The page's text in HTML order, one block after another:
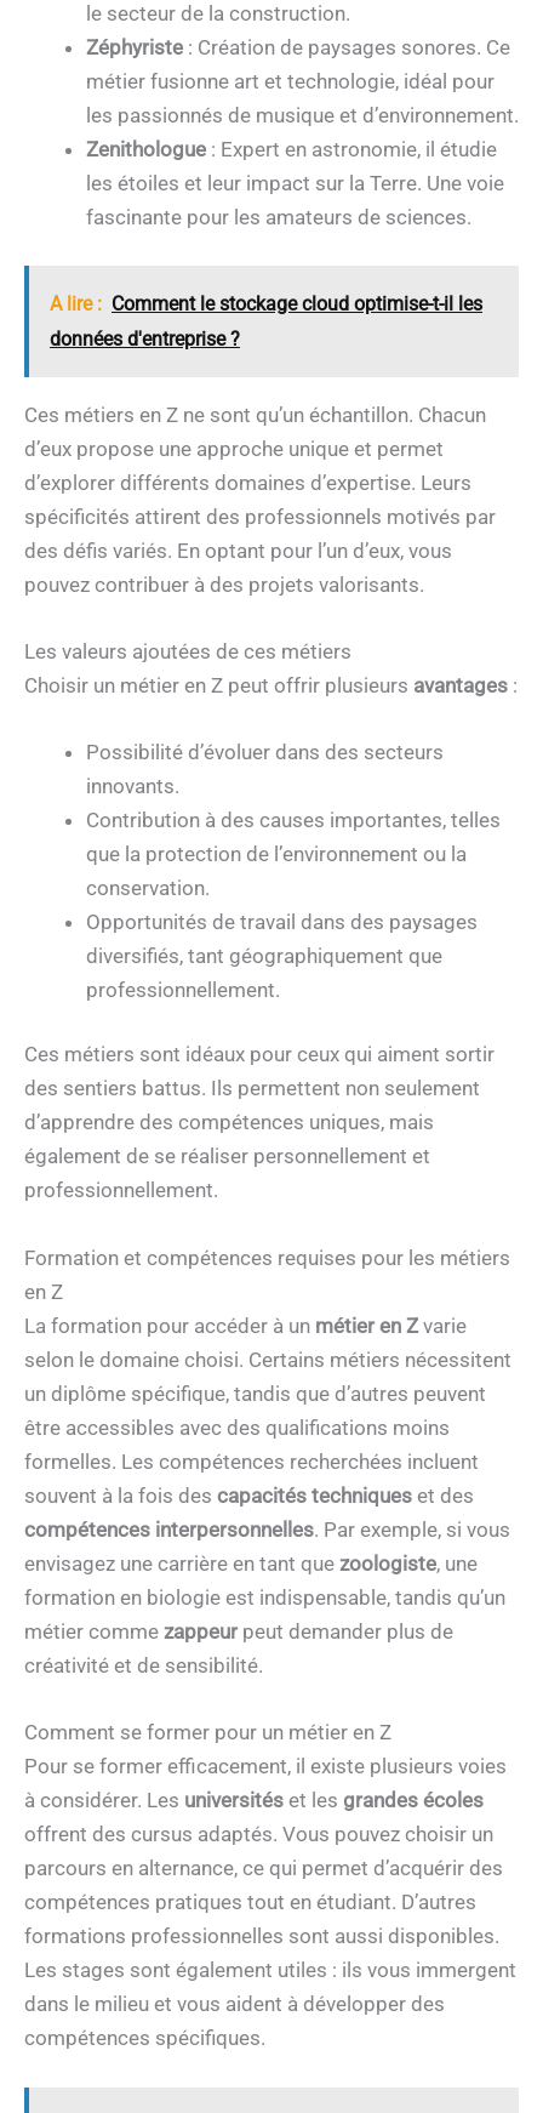
le secteur de la construction.
Zéphyriste : Création de paysages sonores. Ce
métier fusionne art et technologie, idéal pour
les passionnés de musique et d’environnement.
Zenithologue : Expert en astronomie, il étudie
les étoiles et leur impact sur la Terre. Une voie
fascinante pour les amateurs de sciences.
A lire : Comment le stockage cloud optimise-t-il les
données d'entreprise ?
Ces métiers en Z ne sont qu’un échantillon. Chacun
d’eux propose une approche unique et permet
d’explorer différents domaines d’expertise. Leurs
spécificités attirent des professionnels motivés par
des défis variés. En optant pour l’un d’eux, vous
pouvez contribuer à des projets valorisants.
Les valeurs ajoutées de ces métiers
Choisir un métier en Z peut offrir plusieurs avantages :
Possibilité d’évoluer dans des secteurs
innovants.
Contribution à des causes importantes, telles
que la protection de l’environnement ou la
conservation.
Opportunités de travail dans des paysages
diversifiés, tant géographiquement que
professionnellement.
Ces métiers sont idéaux pour ceux qui aiment sortir
des sentiers battus. Ils permettent non seulement
d’apprendre des compétences uniques, mais
également de se réaliser personnellement et
professionnellement.
Formation et compétences requises pour les métiers
en Z
La formation pour accéder à un métier en Zvarie
selon le domaine choisi. Certains métiers nécessitent
un diplôme spécifique, tandis que d’autres peuvent
être accessibles avec des qualifications moins
formelles. Les compétences recherchées incluent
souvent à la fois des capacités techniques et des
compétences interpersonnelles. Par exemple, si vous
envisagez une carrière en tant que zoologiste, une
formation en biologie est indispensable, tandis qu’un
métier comme zappeurpeut demander plus de
créativité et de sensibilité.
Comment se former pour un métier en Z
Pour se former efficacement, il existe plusieurs voies
à considérer. Les universités et les grandes écoles
offrent des cursus adaptés. Vous pouvez choisir un
parcours en alternance, ce qui permet d’acquérir des
compétences pratiques tout en étudiant. D’autres
formations professionnelles sont aussi disponibles.
Les stages sont également utiles : ils vous immergent
dans le milieu et vous aident à développer des
compétences spécifiques.